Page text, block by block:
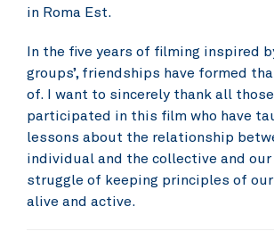
in Roma Est.
In the five years of filming inspired
groups’, friendships have formed
of. I want to sincerely thank all those
participated in this film who have
lessons about the relationship
individual and the collective and
struggle of keeping principles of
alive and active.